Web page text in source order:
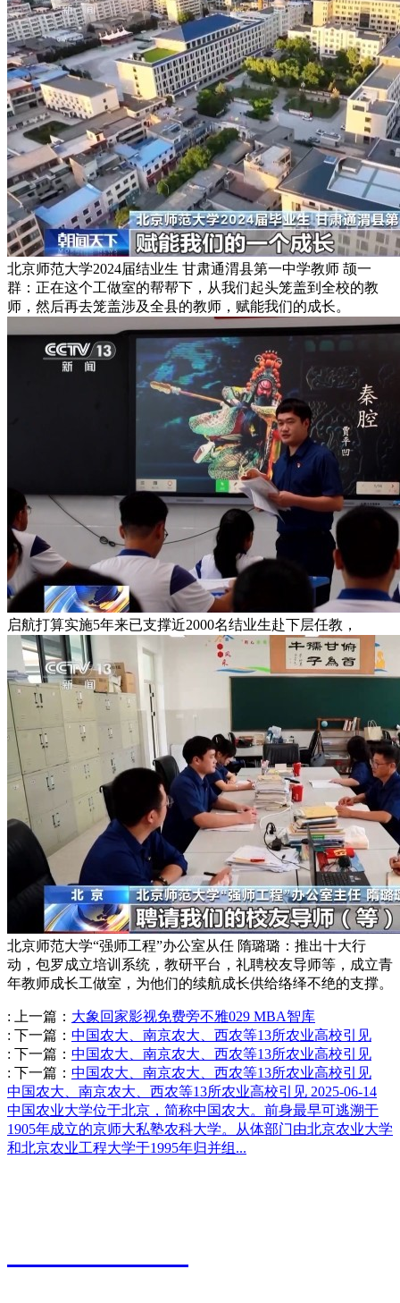
北京师范大学2024届结业生 甘肃通渭县第一中学教师 颉一
群：正在这个工做室的帮帮下，从我们起头笼盖到全校的教
师，然后再去笼盖涉及全县的教师，赋能我们的成长。
启航打算实施5年来已支撑近2000名结业生赴下层任教，
北京师范大学“强师工程”办公室从任 隋璐璐：推出十大行
动，包罗成立培训系统，教研平台，礼聘校友导师等，成立青
年教师成长工做室，为他们的续航成长供给络绎不绝的支撑。
: 上一篇： 大象回家影视免费旁不雅029 MBA智库
: 下一篇： 中国农大、南京农大、西农等13所农业高校引见
: 下一篇： 中国农大、南京农大、西农等13所农业高校引见
: 下一篇： 中国农大、南京农大、西农等13所农业高校引见
中国农大、南京农大、西农等13所农业高校引见 2025-06-14
中国农业大学位于北京，简称中国农大。前身最早可逃溯于
1905年成立的京师大私塾农科大学。从体部门由北京农业大学
和北京农业工程大学于1995年归并组...